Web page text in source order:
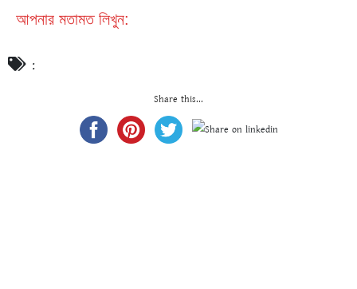
আপনার মতামত লিখুন:
:
Share this...